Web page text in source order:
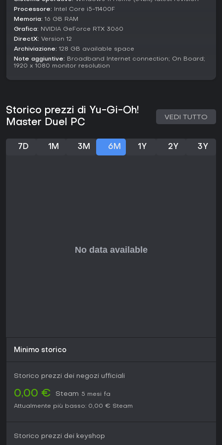
lodano i duelli visivamente potenti, ma segnalano ostacoli
per i principianti. Se amate deck-building e profondità
tattica nel multiplayer, vale la pena provarlo, grazie al
supporto costante e alla community viva nel 2026.
Processore: Intel Core i5-11400F
Memoria: 16 GB RAM
Grafica: NVIDIA GeForce RTX 3060
DirectX: Version 12
Archiviazione: 128 GB available space
Note aggiuntive: Broadband Internet connection; On Board;
1920 x 1080 monitor resolution
Storico prezzi di Yu-Gi-Oh!
Master Duel PC
VEDI TUTTO
7D 1M 3M 6M 1Y 2Y 3Y
Minimo storico
Storico prezzi dei negozi ufficiali
0,00 € Steam 5 mesi fa
Attualmente più basso: 0,00 € Steam
Storico prezzi dei keyshop